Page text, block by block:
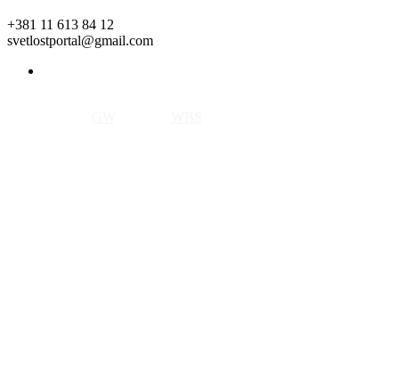
+381 11 613 84 12
svetlostportal@gmail.com